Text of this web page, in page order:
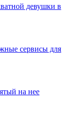
девушки в
сервисы для
на нее